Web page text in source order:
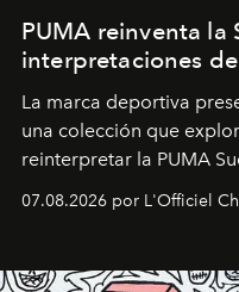
PUMA reinventa la
interpretaciones
La marca deportiva
una colección que
reinterpretar la PUMA
deportiva hasta una
diseño y el universo
07.08.2026 por L'Officiel